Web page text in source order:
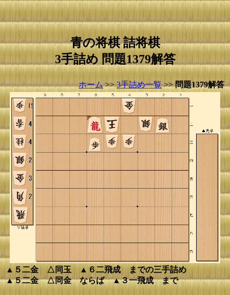
青の将棋 詰将棋
3手詰め 問題1379解答
ホーム>>3手詰め一覧>>問題1379解答
▲５二金 △同玉 ▲６二飛成 までの三手詰め
▲５二金 △同金 ならば ▲３一飛成 まで